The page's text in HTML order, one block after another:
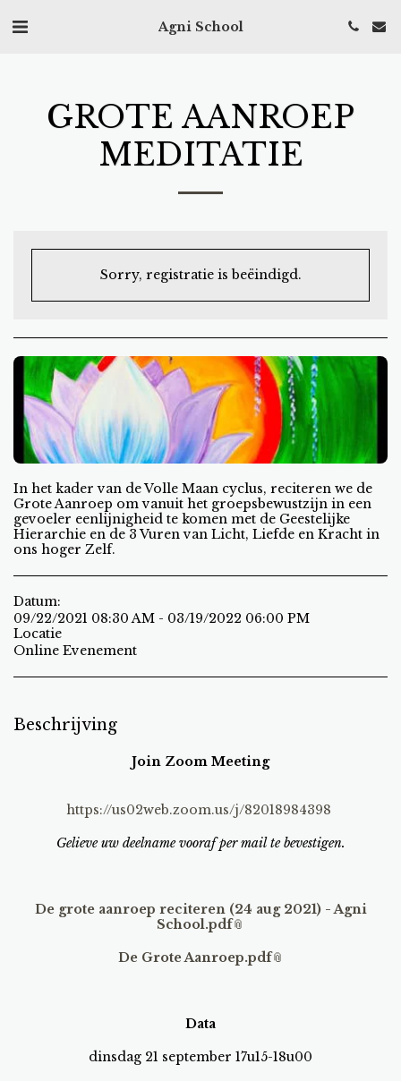
Agni School
GROTE AANROEP
MEDITATIE
Sorry, registratie is beëindigd.
In het kader van de Volle Maan cyclus, reciteren we de
Grote Aanroep om vanuit het groepsbewustzijn in een
gevoeler eenlijnigheid te komen met de Geestelijke
Hierarchie en de 3 Vuren van Licht, Liefde en Kracht in
ons hoger Zelf.
Datum:
09/22/2021 08:30 AM - 03/19/2022 06:00 PM
Locatie
Online Evenement
Beschrijving
Join Zoom Meeting
https://us02web.zoom.us/j/82018984398
Gelieve uw deelname vooraf per mail te bevestigen.
De grote aanroep reciteren (24 aug 2021) - Agni
School.pdf
De Grote Aanroep.pdf
Data
dinsdag 21 september 17u15-18u00